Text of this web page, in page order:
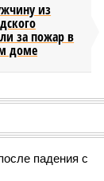
из
за пожар в
доме
падения с